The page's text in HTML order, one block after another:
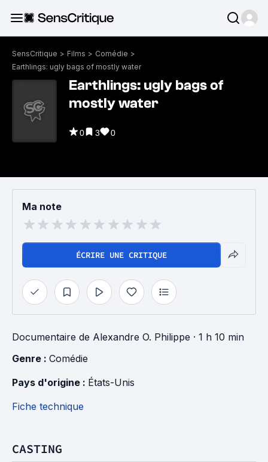
SensCritique > Films > Comédie >
Earthlings: ugly bags of mostly water
Earthlings: ugly bags of
mostly water
0 3 0
Ma note
ÉCRIRE UNE CRITIQUE
Documentaire de Alexandre O. Philippe · 1 h 10 min
Genre : Comédie
Pays d'origine : États-Unis
Fiche technique
CASTING